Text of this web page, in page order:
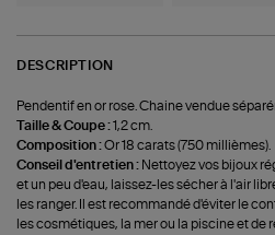
DESCRIPTION
Pendentif en or rose. Chaine vendue
Taille & Coupe :1,2 cm.
Composition :Or 18 carats (750 millièmes).
Conseil d'entretien : Nettoyez vos bijoux
et un peu d'eau, laissez-les sécher à l'air
les ranger. Il est recommandé d'éviter le
les cosmétiques, la mer ou la piscine et de